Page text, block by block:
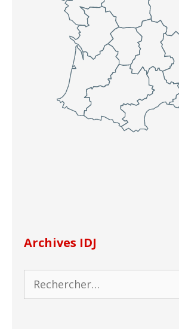
Archives IDJ
Rechercher :